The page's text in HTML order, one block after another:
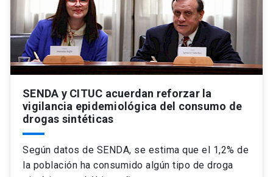
SENDA y CITUC acuerdan reforzar la
vigilancia epidemiológica del consumo de
drogas sintéticas
Según datos de SENDA, se estima que el 1,2% de
la población ha consumido algún tipo de droga